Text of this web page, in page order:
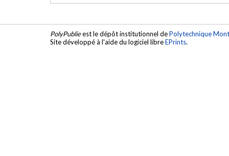
PolyPublieest le dépôt institutionnel dePolytechnique
Site développé à l'aide du logiciel libreEPrints.